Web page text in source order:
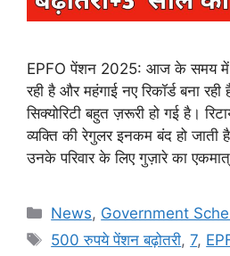
EPFO पेंशन 2025: आज के समय में,
रही है और महंगाई नए रिकॉर्ड बना
सिक्योरिटी बहुत ज़रूरी हो गई है।
व्यक्ति की रेगुलर इनकम बंद हो
उनके परिवार के लिए गुज़ारे का
Categories
News, Government
Tags
500 रुपये पेंशन बढ़ोतरी,7,